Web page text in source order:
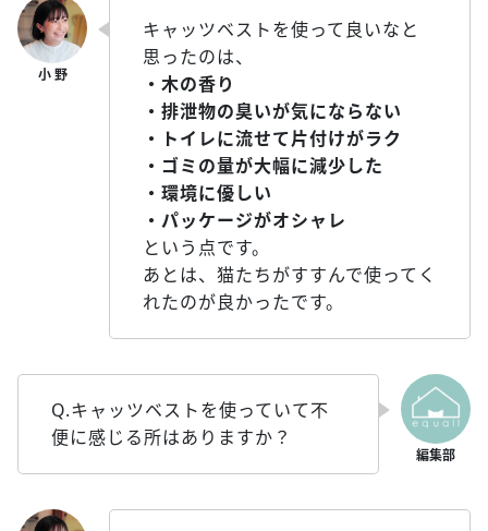
キャッツベストを使って良いなと
思ったのは、
・木の香り
・排泄物の臭いが気にならない
・トイレに流せて片付けがラク
・ゴミの量が大幅に減少した
・環境に優しい
・パッケージがオシャレ
という点です。
あとは、猫たちがすすんで使ってく
れたのが良かったです。
Q.キャッツベストを使っていて不
便に感じる所はありますか？